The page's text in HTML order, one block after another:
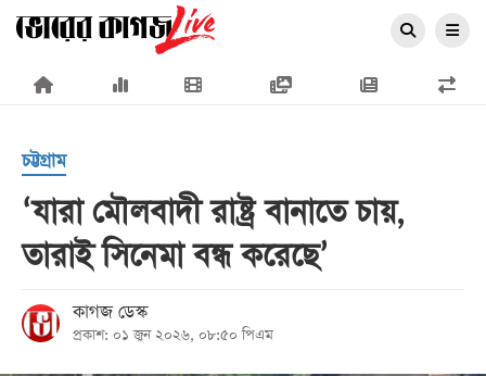
×
প্রচ্ছদ
জাতীয়
রাজনীতি
চট্টগ্রাম
‘যারা মৌলবাদী রাষ্ট্র বানাতে চায়,
তারাই সিনেমা বন্ধ করেছে’
কাগজ ডেস্ক
প্রকাশ: ০১ জুন ২০২৬, ০৮:৫০ পিএম